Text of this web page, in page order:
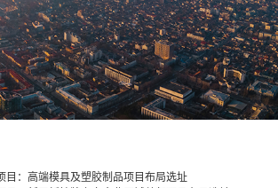
目：高端模具及塑胶制品项目布局选址